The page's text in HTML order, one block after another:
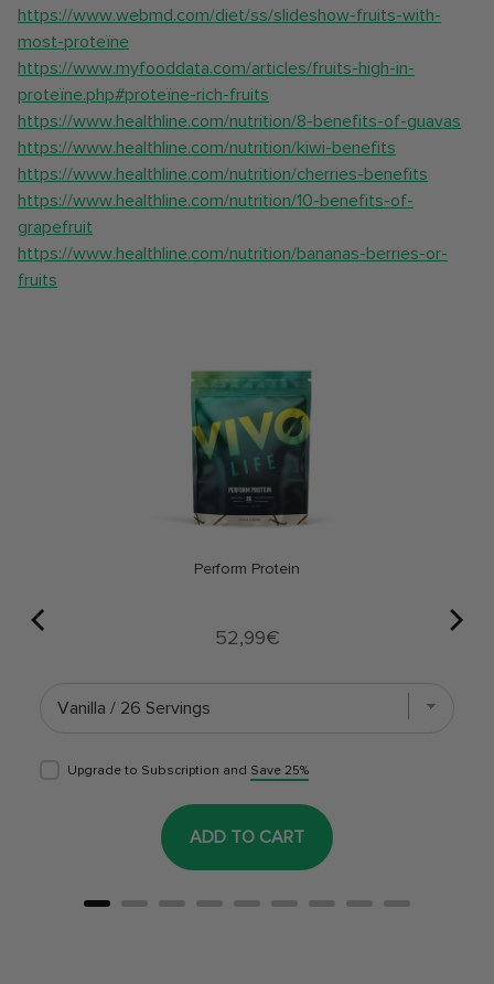
https://www.webmd.com/diet/ss/slideshow-fruits-with-
most-proteïne
https://www.myfooddata.com/articles/fruits-high-in-
proteïne.php#proteïne-rich-fruits
https://www.healthline.com/nutrition/8-benefits-of-guavas
https://www.healthline.com/nutrition/kiwi-benefits
https://www.healthline.com/nutrition/cherries-benefits
https://www.healthline.com/nutrition/10-benefits-of-
grapefruit
https://www.healthline.com/nutrition/bananas-berries-or-
fruits
Perform Protein
Price
52,99€
Upgrade to Subscription and Save 25%
ADD TO CART